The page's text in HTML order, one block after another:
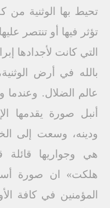
تحيط بها الوثنية
تؤثر فيها أو تنتصر
التي كانت لأجدادها
بالله في أرض
عالم الضلال. وعندما
أنبل صورة يقدمها
ودينه، وسعت إلى
هي وجواريها قائلة
هلكت» ان صورة
المؤمنين في كافة